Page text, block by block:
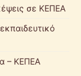
σε ΚΕΠΕΑ
– ΚΕΠΕΑ